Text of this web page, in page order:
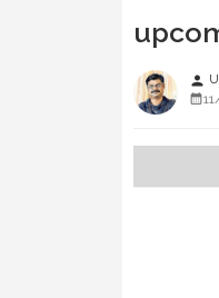
person